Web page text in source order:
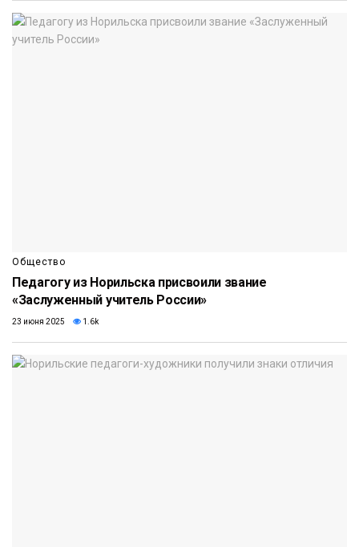
Общество
Педагогу из Норильска присвоили звание
«Заслуженный учитель России»
23 июня 2025 1.6k